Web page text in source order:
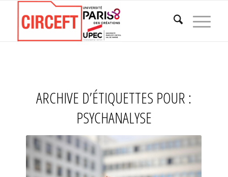
ARCHIVE D’ÉTIQUETTES POUR :
PSYCHANALYSE